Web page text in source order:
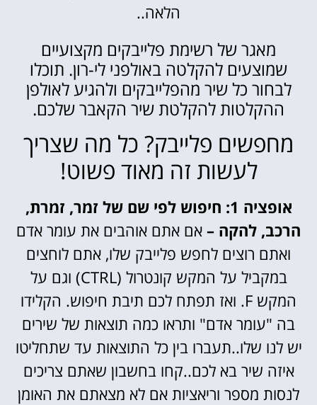
הלאה..
מאגר של רשימת פלייבקים מקצועיים
שמוצעים להקלטה באולפני לי-רון. תוכלו
לבחור כל שיר מהפלייבקים ולהגיע לאולפן
ההקלטות להקלטת שיר הקאבר שלכם.
מחפשים פלייבק? כל מה שצריך
לעשות זה מאוד פשוט!
אופציה 1: חיפוש לפי שם של זמר, זמרת,
הרכב, להקה – אם אתם אוהבים את עומר אדם
ואתם רוצים לחפש פלייבק שלו, אתם לוחצים
במקביל על המקש קונטרול (CTRL) וגם על
המקש F. ואז תפתח לכם תיבת חיפוש. הקלידו
בה "עומר אדם" ותראו כמה תוצאות של שירים
יש לנו שלו..תעברו בין כל התוצאות עד שתחליטו
איזה שיר בא לכם..קחו בחשבון שאתם צריכים
לנסות מספר וריאציות אם לא מצאתם את האומן